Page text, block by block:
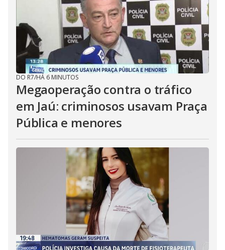
DO R7/HÁ 6 MINUTOS
Megaoperação contra o tráfico
em Jaú: criminosos usavam Praça
Pública e menores